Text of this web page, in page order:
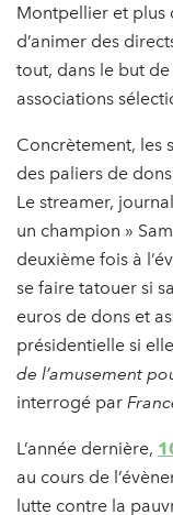
Montpellier et plus
d’animer des
tout, dans le but
associations
Concrètement, les
des paliers de
Le streamer,
un champion »
deuxième fois à
se faire tatouer si
euros de dons et
présidentielle si
de l’amusement
interrogé par
L’année dernière,
au cours de
lutte contre la